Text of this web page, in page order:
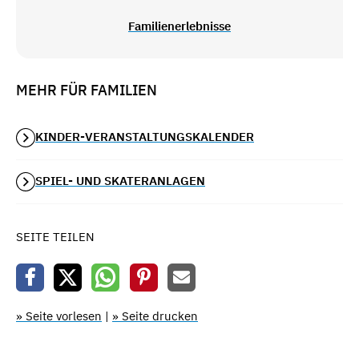
Familienerlebnisse
MEHR FÜR FAMILIEN
KINDER-VERANSTALTUNGSKALENDER
SPIEL- UND SKATERANLAGEN
SEITE TEILEN
» Seite vorlesen | » Seite drucken